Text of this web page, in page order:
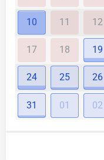
10 11 12
17 18 19
24 25 26
31 01 02